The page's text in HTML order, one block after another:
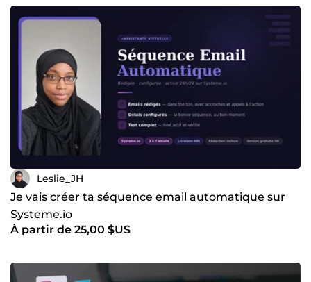
Leslie_JH
Je vais créer ta séquence email automatique sur
Systeme.io
À partir de 25,00 $US